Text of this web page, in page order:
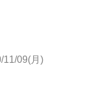
11/09(月)